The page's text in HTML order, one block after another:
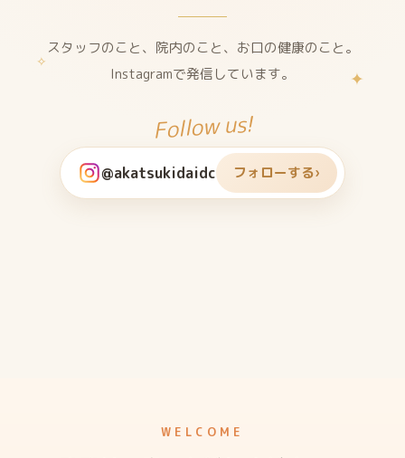
✧
✦
スタッフのこと、院内のこと、お口の健康のこと。
Instagramで発信しています。
Follow us!
@akatsukidaidc フォローする›
WELCOME